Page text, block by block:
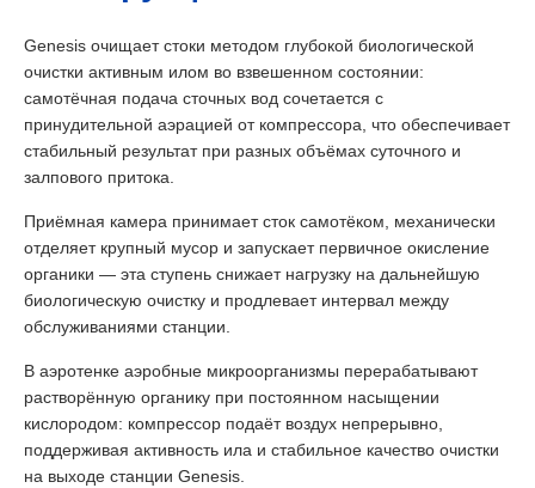
Genesis очищает стоки методом глубокой биологической
очистки активным илом во взвешенном состоянии:
самотёчная подача сточных вод сочетается с
принудительной аэрацией от компрессора, что обеспечивает
стабильный результат при разных объёмах суточного и
залпового притока.
Приёмная камера принимает сток самотёком, механически
отделяет крупный мусор и запускает первичное окисление
органики — эта ступень снижает нагрузку на дальнейшую
биологическую очистку и продлевает интервал между
обслуживаниями станции.
В аэротенке аэробные микроорганизмы перерабатывают
растворённую органику при постоянном насыщении
кислородом: компрессор подаёт воздух непрерывно,
поддерживая активность ила и стабильное качество очистки
на выходе станции Genesis.